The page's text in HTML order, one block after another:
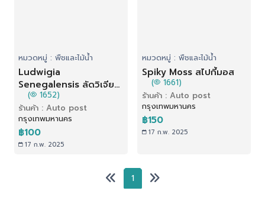
หมวดหมู่ : พืชและไม้น้ำ
Ludwigia
Senegalensis ลัดวิเจียด
าวกระจาย
( 1652)
ร้านค้า : Auto post
กรุงเทพมหานคร
฿100
17 ก.พ. 2025
หมวดหมู่ : พืชและไม้น้ำ
Spiky Moss สไปกี้มอส
( 1661)
ร้านค้า : Auto post
กรุงเทพมหานคร
฿150
17 ก.พ. 2025
1